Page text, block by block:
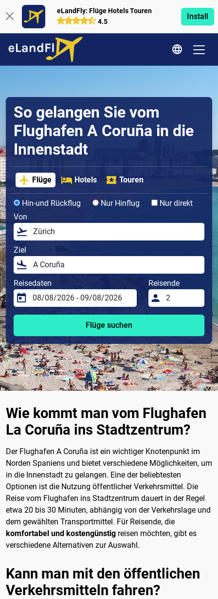
eLandFly: Flüge Hotels Touren
4.5
Install
So gelangen Sie vom
Flughafen A Coruña in die
Innenstadt
Flüge Hotels Touren
Hin-und Rückflug Nur Hinflug
Nur direkt
Von
Ziel
Reisedaten Reisende
Flüge suchen
Wie kommt man vom Flughafen
La Coruña ins Stadtzentrum?
Der Flughafen A Coruña ist ein wichtiger Knotenpunkt im
Norden Spaniens und bietet verschiedene Möglichkeiten, um
in die Innenstadt zu gelangen. Eine der beliebtesten
Optionen ist die Nutzung öffentlicher Verkehrsmittel. Die
Reise vom Flughafen ins Stadtzentrum dauert in der Regel
etwa 20 bis 30 Minuten, abhängig von der Verkehrslage und
dem gewählten Transportmittel. Für Reisende, die
komfortabel und kostengünstig reisen möchten, gibt es
verschiedene Alternativen zur Auswahl.
Kann man mit den öffentlichen
Verkehrsmitteln fahren?